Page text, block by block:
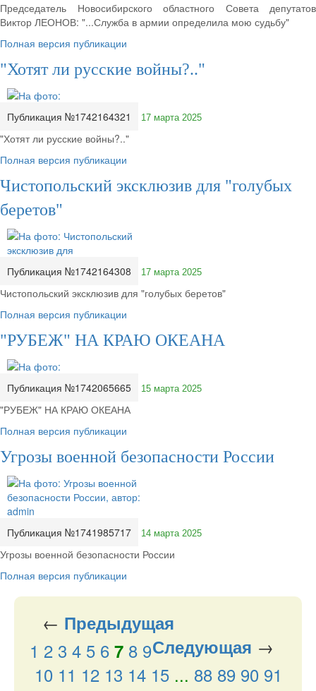
Председатель Новосибирского областного Совета депутатов
Виктор ЛЕОНОВ: "...Служба в армии определила мою судьбу"
Полная версия публикации
"Хотят ли русские войны?.."
Публикация №1742164321 17 марта 2025
"Хотят ли русские войны?.."
Полная версия публикации
Чистопольский эксклюзив для "голубых
беретов"
Публикация №1742164308 17 марта 2025
Чистопольский эксклюзив для "голубых беретов"
Полная версия публикации
"РУБЕЖ" НА КРАЮ ОКЕАНА
Публикация №1742065665 15 марта 2025
"РУБЕЖ" НА КРАЮ ОКЕАНА
Полная версия публикации
Угрозы военной безопасности России
Публикация №1741985717 14 марта 2025
Угрозы военной безопасности России
Полная версия публикации
← Предыдущая
Следующая →
1 2 3 4 5 6 7 8 9
10 11 12 13 14 15... 88 89 90 91